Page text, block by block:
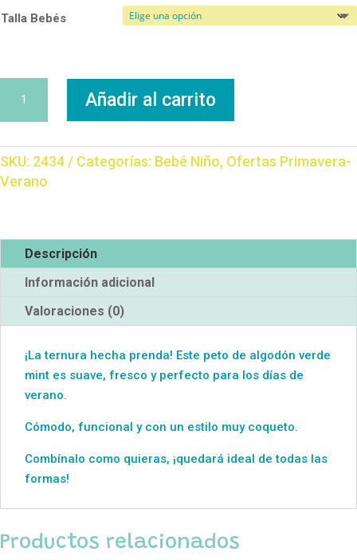
Talla Bebés
Rodas
Añadir al carrito
SKU: 2434 Categorías: Bebé Niño, Ofertas Primavera-
Verano
Descripción
Información adicional
Valoraciones (0)
¡La ternura hecha prenda! Este peto de algodón verde
mint es suave, fresco y perfecto para los días de
verano.
Cómodo, funcional y con un estilo muy coqueto.
Combínalo como quieras, ¡quedará ideal de todas las
formas!
Productos relacionados